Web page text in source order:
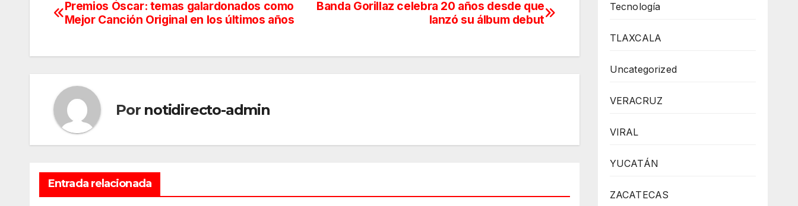
Navegación
entradas
Banda Gorillaz celebra 20 años desde que
lanzó su álbum debut
Premios Óscar: temas galardonados como
Mejor Canción Original en los últimos años
Por notidirecto-admin
Entrada relacionada
Tecnología
TLAXCALA
Uncategorized
VERACRUZ
VIRAL
YUCATÁN
ZACATECAS